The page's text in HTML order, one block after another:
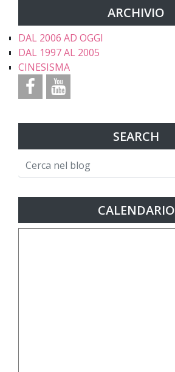
ARCHIVIO
DAL 2006 AD OGGI
DAL 1997 AL 2005
CINESISMA
SEARCH
CALENDARIO